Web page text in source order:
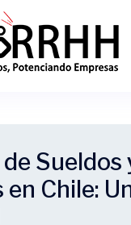
Sueldos
en Chile: